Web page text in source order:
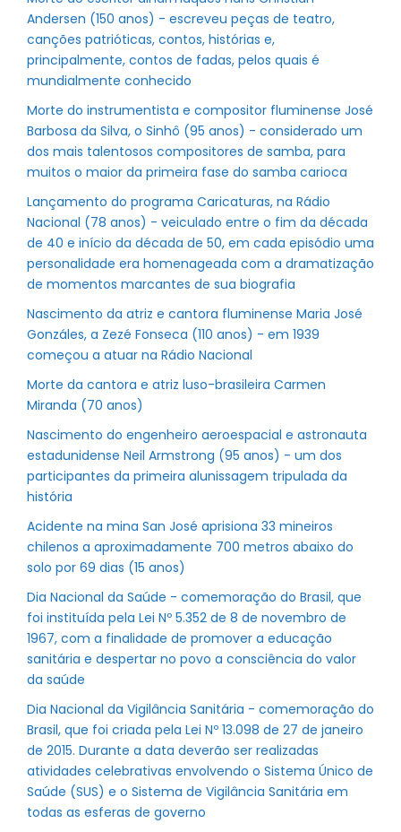
Andersen (150 anos) - escreveu peças de teatro,
canções patrióticas, contos, histórias e,
principalmente, contos de fadas, pelos quais é
mundialmente conhecido
Morte do instrumentista e compositor fluminense José
Barbosa da Silva, o Sinhô (95 anos) - considerado um
dos mais talentosos compositores de samba, para
muitos o maior da primeira fase do samba carioca
Lançamento do programa Caricaturas, na Rádio
Nacional (78 anos) - veiculado entre o fim da década
de 40 e início da década de 50, em cada episódio uma
personalidade era homenageada com a dramatização
de momentos marcantes de sua biografia
Nascimento da atriz e cantora fluminense Maria José
Gonzáles, a Zezé Fonseca (110 anos) - em 1939
começou a atuar na Rádio Nacional
Morte da cantora e atriz luso-brasileira Carmen
Miranda (70 anos)
Nascimento do engenheiro aeroespacial e astronauta
estadunidense Neil Armstrong (95 anos) - um dos
participantes da primeira alunissagem tripulada da
história
Acidente na mina San José aprisiona 33 mineiros
chilenos a aproximadamente 700 metros abaixo do
solo por 69 dias (15 anos)
Dia Nacional da Saúde - comemoração do Brasil, que
foi instituída pela Lei Nº 5.352 de 8 de novembro de
1967, com a finalidade de promover a educação
sanitária e despertar no povo a consciência do valor
da saúde
Dia Nacional da Vigilância Sanitária - comemoração do
Brasil, que foi criada pela Lei Nº 13.098 de 27 de janeiro
de 2015. Durante a data deverão ser realizadas
atividades celebrativas envolvendo o Sistema Único de
Saúde (SUS) e o Sistema de Vigilância Sanitária em
todas as esferas de governo